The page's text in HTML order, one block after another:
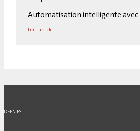
Automatisation intelligente avec
Lire l'article
DEEN ES